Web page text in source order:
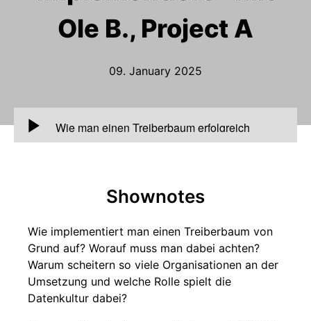
Ole B., Project A
09. January 2025
00:00
Wie man einen Treiberbaum erfolgreich
implementiert - mit Ole B., Project A
Shownotes
Wie implementiert man einen Treiberbaum von
Grund auf? Worauf muss man dabei achten?
Warum scheitern so viele Organisationen an der
Umsetzung und welche Rolle spielt die
Datenkultur dabei?